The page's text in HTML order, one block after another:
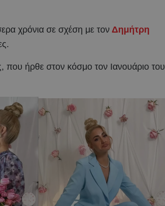
χρόνια σε σχέση με τον Δημήτρη
που ήρθε στον κόσμο τον Ιανουάριο του